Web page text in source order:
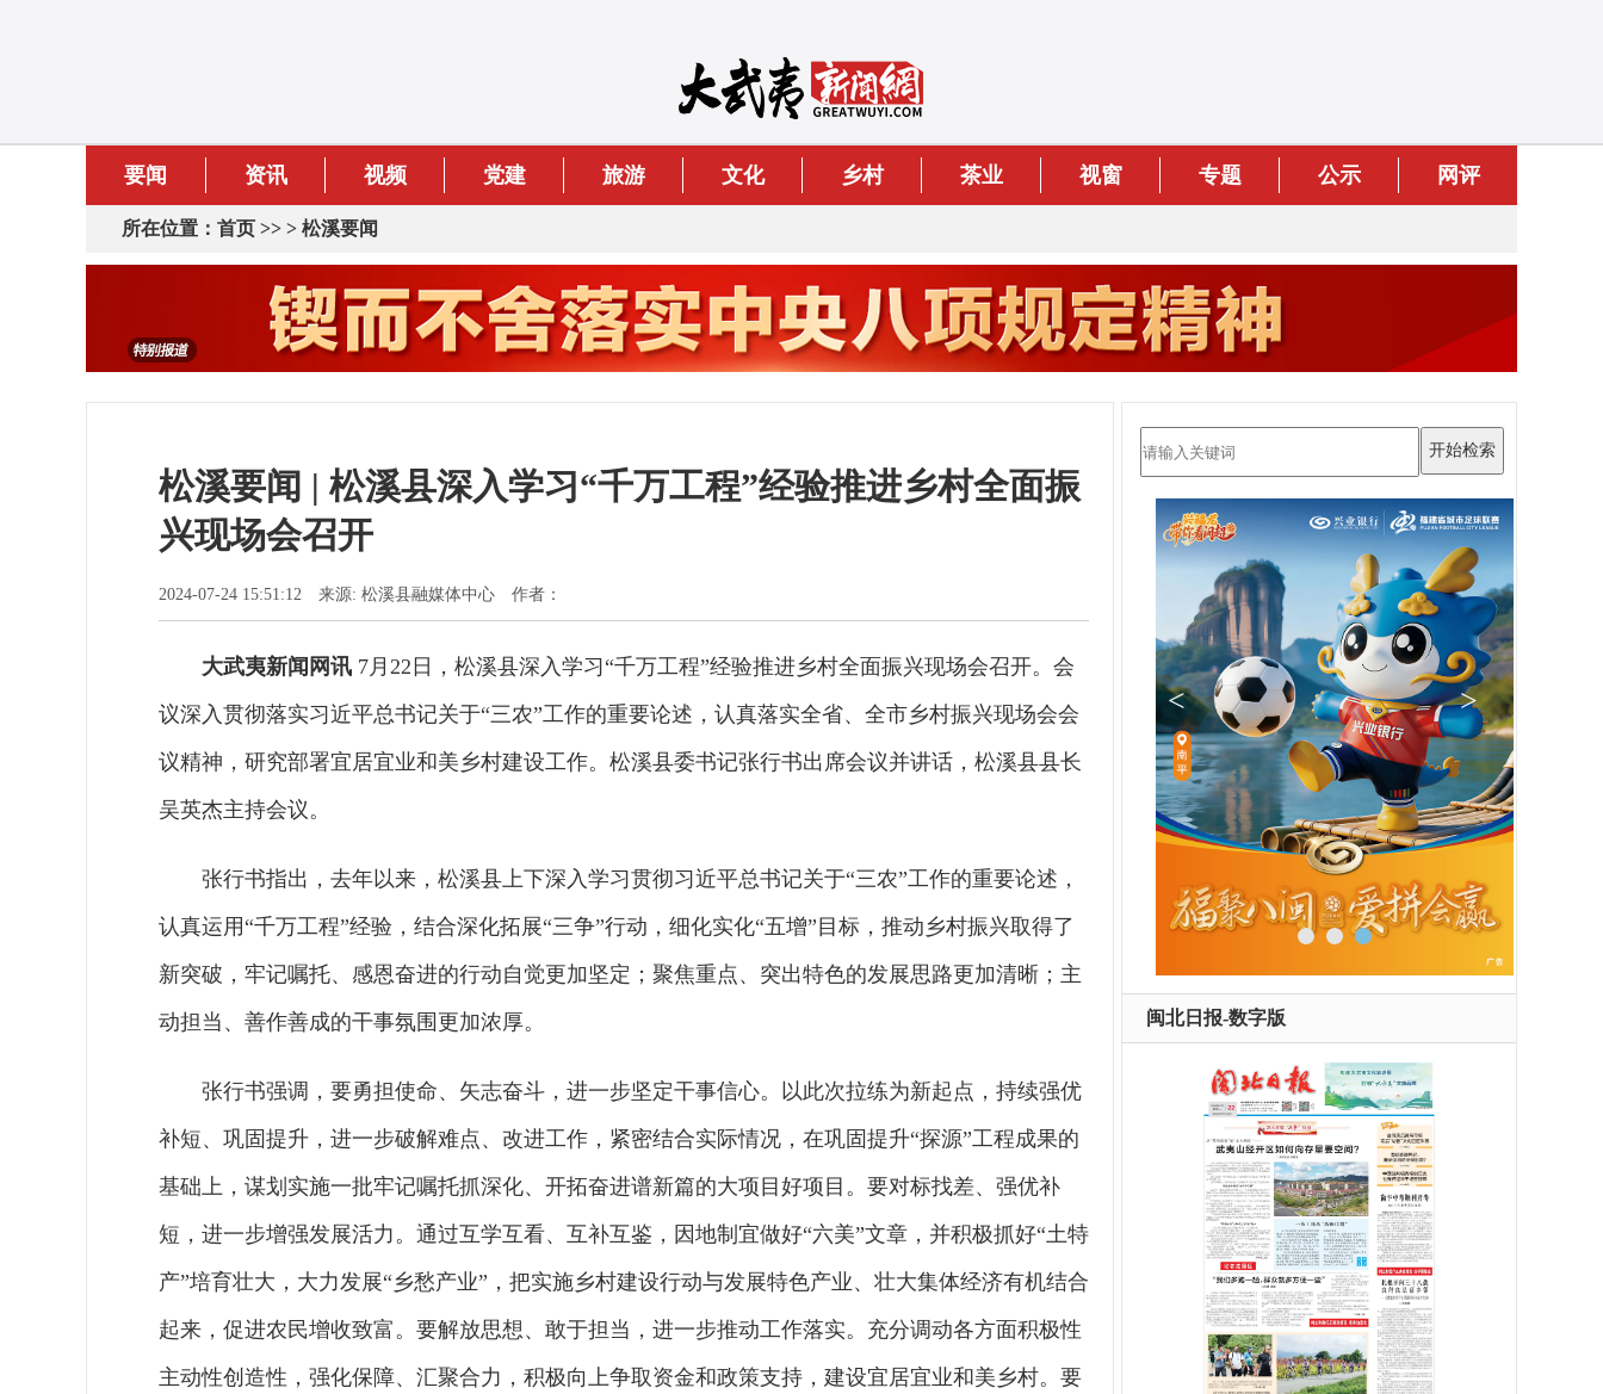
要闻 资讯 视频 党建 旅游 文化 乡村 茶业 视窗 专题 公示 网评
所在位置： 首页 >> > 松溪要闻
松溪要闻 | 松溪县深入学习“千万工程”经验推进乡村全面振
兴现场会召开
2024-07-24 15:51:12 来源: 松溪县融媒体中心 作者：
大武夷新闻网讯 7月22日，松溪县深入学习“千万工程”经验推进乡村全面振兴现场会召开。会
议深入贯彻落实习近平总书记关于“三农”工作的重要论述，认真落实全省、全市乡村振兴现场会会
议精神，研究部署宜居宜业和美乡村建设工作。松溪县委书记张行书出席会议并讲话，松溪县县长
吴英杰主持会议。
张行书指出，去年以来，松溪县上下深入学习贯彻习近平总书记关于“三农”工作的重要论述，
认真运用“千万工程”经验，结合深化拓展“三争”行动，细化实化“五增”目标，推动乡村振兴取得了
新突破，牢记嘱托、感恩奋进的行动自觉更加坚定；聚焦重点、突出特色的发展思路更加清晰；主
动担当、善作善成的干事氛围更加浓厚。
张行书强调，要勇担使命、矢志奋斗，进一步坚定干事信心。以此次拉练为新起点，持续强优
补短、巩固提升，进一步破解难点、改进工作，紧密结合实际情况，在巩固提升“探源”工程成果的
基础上，谋划实施一批牢记嘱托抓深化、开拓奋进谱新篇的大项目好项目。要对标找差、强优补
短，进一步增强发展活力。通过互学互看、互补互鉴，因地制宜做好“六美”文章，并积极抓好“土特
产”培育壮大，大力发展“乡愁产业”，把实施乡村建设行动与发展特色产业、壮大集体经济有机结合
起来，促进农民增收致富。要解放思想、敢于担当，进一步推动工作落实。充分调动各方面积极性
主动性创造性，强化保障、汇聚合力，积极向上争取资金和政策支持，建设宜居宜业和美乡村。要
闽北日报-数字版